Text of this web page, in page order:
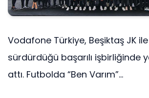
Vodafone Türkiye, Beşiktaş JK ile
sürdürdüğü başarılı işbirliğinde
attı. Futbolda “Ben Varım”...